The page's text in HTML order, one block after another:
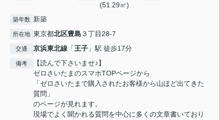
(51.29㎡)
築年数 新築
所在地 東京都北区豊島 ３丁目28-7
交通 京浜東北線 「王子 」駅 徒歩17分
備考
【読んで下さいませ♪】
ゼロさいたまのスマホTOPページから
「ゼロさいたまで購入されたお客様から山ほど出てきた
質問」
のページが見れます。
現場でよく聞かれる質問を中心に多くの文章書いており